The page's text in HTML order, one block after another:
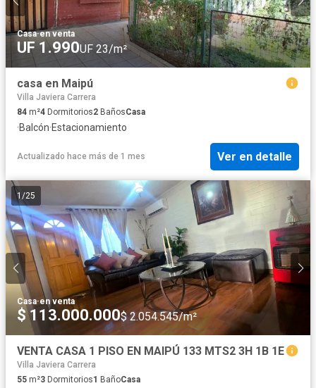
Casa·en venta
UF 1.990UF 23/m²
casa en Maipú
Villa Javiera Carrera
84 m²4 Dormitorios2 BañosCasa
·Balcón·Estacionamiento
Actualizado hace más de 1 mes Ver en detalle
1 /25
Casa·en venta
$ 113.000.000$ 2.054.545/m²
VENTA CASA 1 PISO EN MAIPÚ 133 MTS2 3H 1B 1E
Villa Javiera Carrera
55 m²3 Dormitorios1 BañoCasa